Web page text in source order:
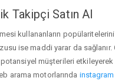
Takipçi Satın Al
kullananların
ise maddi yarar da
müşterileri
arama motorlarında